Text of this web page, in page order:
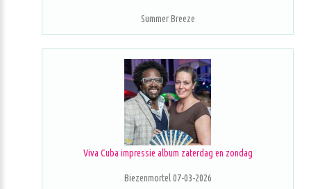
Summer Breeze
Viva Cuba impressie album zaterdag en zondag
Biezenmortel 07-03-2026